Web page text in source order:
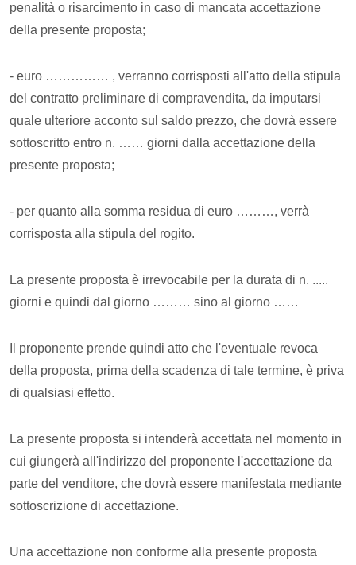
penalità o risarcimento in caso di mancata accettazione
della presente proposta;
- euro …………… , verranno corrisposti all'atto della stipula
del contratto preliminare di compravendita, da imputarsi
quale ulteriore acconto sul saldo prezzo, che dovrà essere
sottoscritto entro n. …… giorni dalla accettazione della
presente proposta;
- per quanto alla somma residua di euro ………, verrà
corrisposta alla stipula del rogito.
La presente proposta è irrevocabile per la durata di n. .....
giorni e quindi dal giorno ……… sino al giorno ……
Il proponente prende quindi atto che l'eventuale revoca
della proposta, prima della scadenza di tale termine, è priva
di qualsiasi effetto.
La presente proposta si intenderà accettata nel momento in
cui giungerà all'indirizzo del proponente l'accettazione da
parte del venditore, che dovrà essere manifestata mediante
sottoscrizione di accettazione.
Una accettazione non conforme alla presente proposta